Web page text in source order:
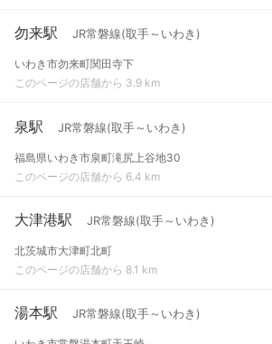
勿来駅 JR常磐線(取手～いわき)
いわき市勿来町関田寺下
このページの店舗から 3.9 km
泉駅 JR常磐線(取手～いわき)
福島県いわき市泉町滝尻上谷地30
このページの店舗から 6.4 km
大津港駅 JR常磐線(取手～いわき)
北茨城市大津町北町
このページの店舗から 8.1 km
湯本駅 JR常磐線(取手～いわき)